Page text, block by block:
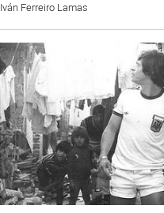
Iván Ferreiro Lamas